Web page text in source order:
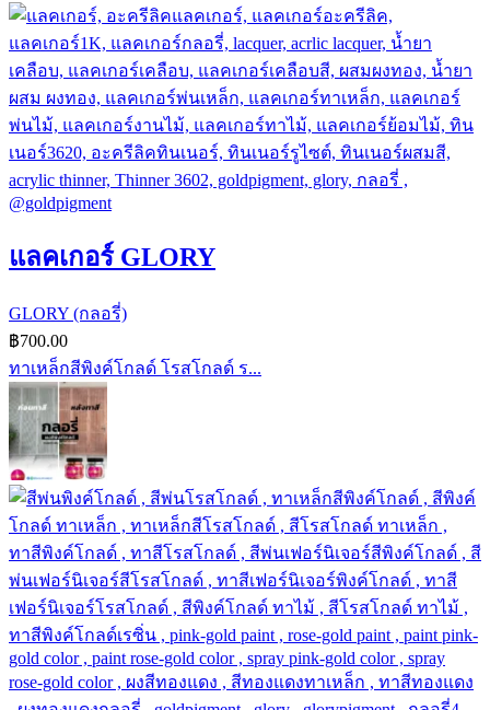
แลคเกอร์ GLORY
GLORY (กลอรี่)
฿700.00
ทาเหล็กสีพิงค์โกลด์ โรสโกลด์ ร...